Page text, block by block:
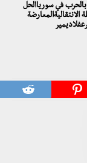
في سورياالحل
الانتقاليةالمعارضة